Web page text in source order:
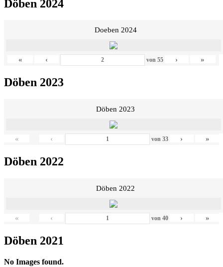
Döben 2024
Doeben 2024
« ‹ von 55 › »
Döben 2023
Döben 2023
« ‹ von 33 › »
Döben 2022
Döben 2022
« ‹ von 40 › »
Döben 2021
No Images found.